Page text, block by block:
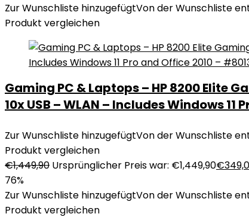
Zur Wunschliste hinzugefügtVon der Wunschliste
Produkt vergleichen
Gaming PC & Laptops – HP 8200 Elite
10x USB – WLAN – Includes Windows 11
Zur Wunschliste hinzugefügtVon der Wunschliste
Produkt vergleichen
€1,449,90 Ursprünglicher Preis war: €1,449,90€
76%
Zur Wunschliste hinzugefügtVon der Wunschliste
Produkt vergleichen